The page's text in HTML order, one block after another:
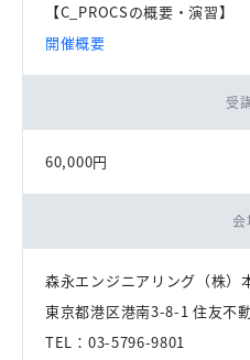
【C_PROCSの概要・演習】
開催概要
受
60,000円
会
森永エンジニアリング（株）
東京都港区港南3-8-1 住友不
TEL：03-5796-9801